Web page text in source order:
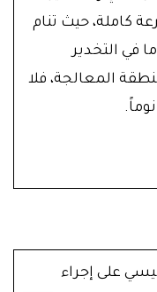
كاملة، حيث تنام
في التخدير
المعالجة، فلا
على إجراء